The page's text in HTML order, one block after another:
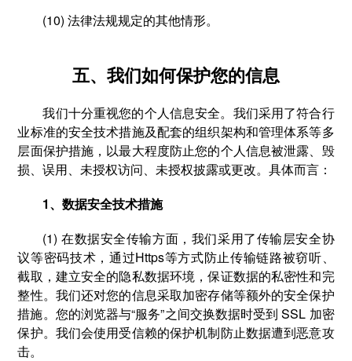
(10) 法律法规规定的其他情形。
五、我们如何保护您的信息
我们十分重视您的个人信息安全。我们采用了符合行
业标准的安全技术措施及配套的组织架构和管理体系等多
层面保护措施，以最大程度防止您的个人信息被泄露、毁
损、误用、未授权访问、未授权披露或更改。具体而言：
1、数据安全技术措施
(1) 在数据安全传输方面，我们采用了传输层安全协
议等密码技术，通过Https等方式防止传输链路被窃听、
截取，建立安全的隐私数据环境，保证数据的私密性和完
整性。我们还对您的信息采取加密存储等额外的安全保护
措施。您的浏览器与“服务”之间交换数据时受到 SSL 加密
保护。我们会使用受信赖的保护机制防止数据遭到恶意攻
击。